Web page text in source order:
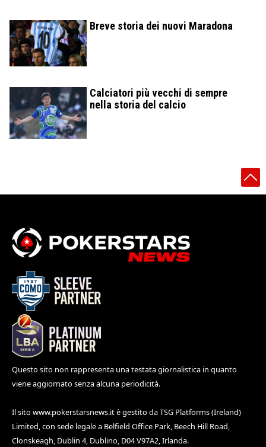
Breve storia dei nuovi Maradona
Calciatori più vecchi di sempre
nella storia del calcio
Questo sito non rappresenta una testata giornalistica in quanto
viene aggiornato senza alcuna periodicità.
Il sito www.pokerstarsnews.itè gestito da TSG Platforms (Ireland)
Limited, con sede legale a Belfield Office Park, Beech Hill Road,
Clonskeagh, Dublin 4, Dublino, D04 V97A2, Irlanda.